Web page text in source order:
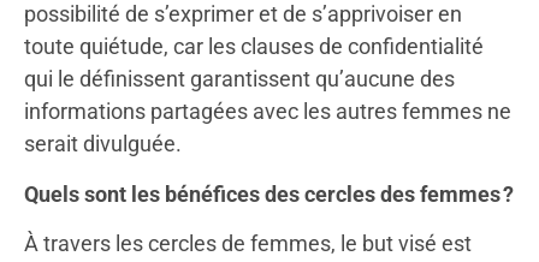
possibilité de s’exprimer et de s’apprivoiser en
toute quiétude, car les clauses de confidentialité
qui le définissent garantissent qu’aucune des
informations partagées avec les autres femmes ne
serait divulguée.
Quels sont les bénéfices des cercles des femmes ?
À travers les cercles de femmes, le but visé est